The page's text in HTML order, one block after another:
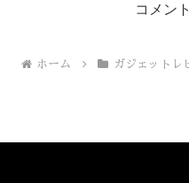
コメン
ホーム ガジェットレ